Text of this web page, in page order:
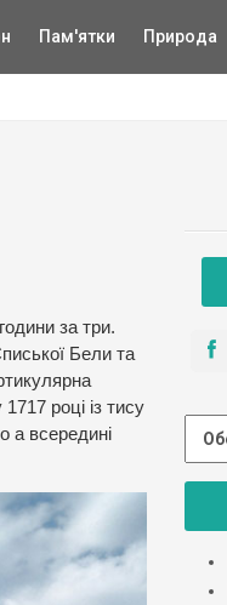
Пам'ятки Природа
за три.
Бели та
році із тису
а всередині